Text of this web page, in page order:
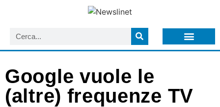
Google vuole le
(altre) frequenze TV